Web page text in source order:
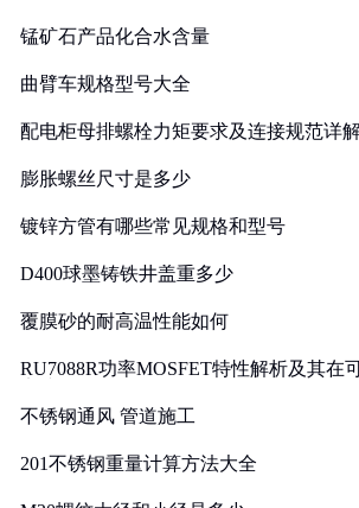
锰矿石产品化合水含量
曲臂车规格型号大全
配电柜母排螺栓力矩要求及连接规范详
膨胀螺丝尺寸是多少
镀锌方管有哪些常见规格和型号
D400球墨铸铁井盖重多少
覆膜砂的耐高温性能如何
RU7088R功率MOSFET特性解析及其在
不锈钢通风 管道施工
201不锈钢重量计算方法大全